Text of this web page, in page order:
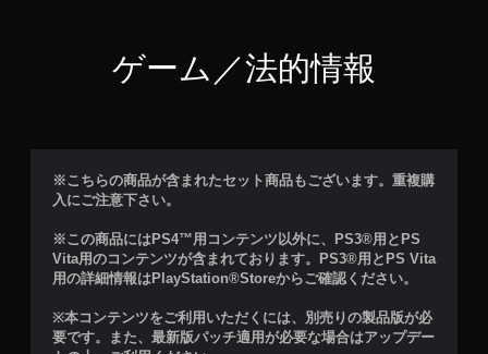
ゲーム／法的情報
※こちらの商品が含まれたセット商品もございます。重複購
入にご注意下さい。
※この商品にはPS4™用コンテンツ以外に、PS3®用とPS
Vita用のコンテンツが含まれております。PS3®用とPS Vita
用の詳細情報はPlayStation®Storeからご確認ください。
※本コンテンツをご利用いただくには、別売りの製品版が必
要です。また、最新版パッチ適用が必要な場合はアップデー